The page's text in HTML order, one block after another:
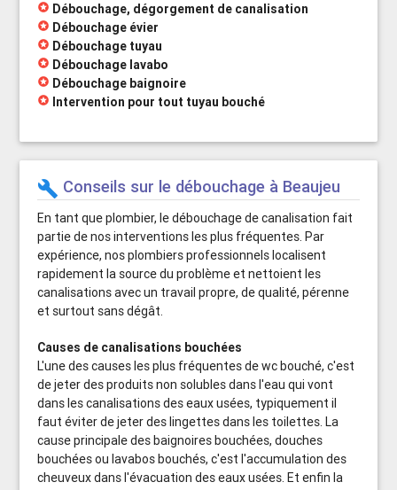
stars Débouchage, dégorgement de canalisation
stars Débouchage évier
stars Débouchage tuyau
stars Débouchage lavabo
stars Débouchage baignoire
stars Intervention pour tout tuyau bouché
build Conseils sur le débouchage à Beaujeu
En tant que plombier, le débouchage de canalisation fait
partie de nos interventions les plus fréquentes. Par
expérience, nos plombiers professionnels localisent
rapidement la source du problème et nettoient les
canalisations avec un travail propre, de qualité, pérenne
et surtout sans dégât.
Causes de canalisations bouchées
L'une des causes les plus fréquentes de wc bouché, c'est
de jeter des produits non solubles dans l'eau qui vont
dans les canalisations des eaux usées, typiquement il
faut éviter de jeter des lingettes dans les toilettes. La
cause principale des baignoires bouchées, douches
bouchées ou lavabos bouchés, c'est l'accumulation des
cheuveux dans l'évacuation des eaux usées. Et enfin la